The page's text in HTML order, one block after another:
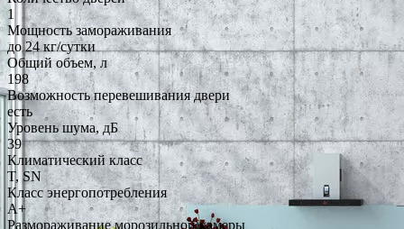
1
Мощность замораживания
до 24 кг/cутки
Общий объем, л
198
Возможность перевешивания двери
есть
Уровень шума, дБ
39
Климатический класс
T, SN
Класс энергопотребления
A+
Размораживание морозильной камеры